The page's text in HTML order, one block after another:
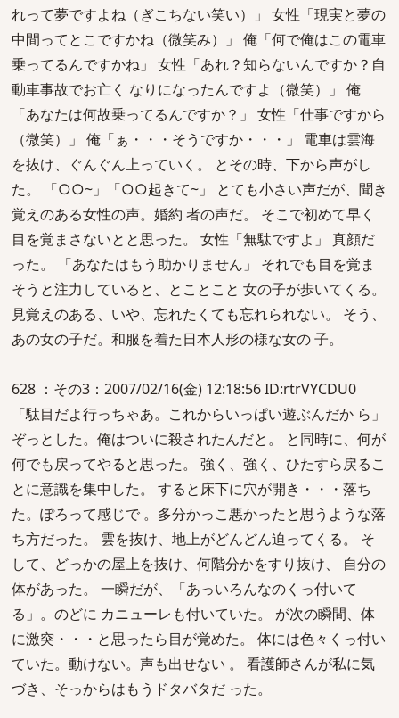
れって夢ですよね（ぎこちない笑い）」 女性「現実と夢の
中間ってとこですかね（微笑み）」 俺「何で俺はこの電車
乗ってるんですかね」 女性「あれ？知らないんですか？自
動車事故でお亡く なりになったんですよ（微笑）」 俺
「あなたは何故乗ってるんですか？」 女性「仕事ですから
（微笑）」 俺「ぁ・・・そうですか・・・」 電車は雲海
を抜け、ぐんぐん上っていく。 とその時、下から声がし
た。 「○○~」「○○起きて~」 とても小さい声だが、聞き
覚えのある女性の声。婚約 者の声だ。 そこで初めて早く
目を覚まさないとと思った。 女性「無駄ですよ」 真顔だ
った。 「あなたはもう助かりません」 それでも目を覚ま
そうと注力していると、とことこと 女の子が歩いてくる。
見覚えのある、いや、忘れたくても忘れられない。 そう、
あの女の子だ。和服を着た日本人形の様な女の 子。
628 ：その3：2007/02/16(金) 12:18:56 ID:rtrVYCDU0
「駄目だよ行っちゃあ。これからいっぱい遊ぶんだか ら」
ぞっとした。俺はついに殺されたんだと。 と同時に、何が
何でも戻ってやると思った。 強く、強く、ひたすら戻るこ
とに意識を集中した。 すると床下に穴が開き・・・落ち
た。ぽろって感じで 。多分かっこ悪かったと思うような落
ち方だった。 雲を抜け、地上がどんどん迫ってくる。 そ
して、どっかの屋上を抜け、何階分かをすり抜け、 自分の
体があった。 一瞬だが、「あっいろんなのくっ付いて
る」。のどに カニューレも付いていた。 が次の瞬間、体
に激突・・・と思ったら目が覚めた。 体には色々くっ付い
ていた。動けない。声も出せない 。 看護師さんが私に気
づき、そっからはもうドタバタだ った。